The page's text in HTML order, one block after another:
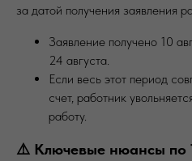
за датой получения заявления
Заявление получено 10
24 августа.
Если весь этот период
счет, работник
работу.
⚠️ Ключевые нюансы